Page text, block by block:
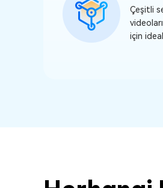
Çeşitli
için